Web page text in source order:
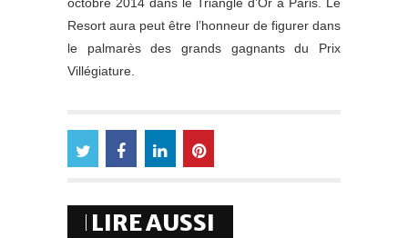
Resort aura peut être l’honneur de figurer dans
le palmarès des grands gagnants du Prix
Villégiature.
LIRE AUSSI